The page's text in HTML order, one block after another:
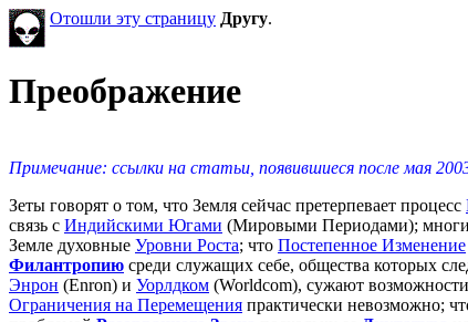
Отошли эту страницу Другу.
Преображение
Примечание: ссылки на статьи, появившиеся после мая
Зеты говорят о том, что Земля сейчас претерпевает процесс
связь с Индийскими Югами (Мировыми Периодами);
Земле духовные Уровни Роста; что Постепенное Изменение
Филантропию среди служащих себе, общества которых
Энрон (Enron) и Уорлдком (Worldcom), сужают
Ограничения на Перемещения практически невозможно;